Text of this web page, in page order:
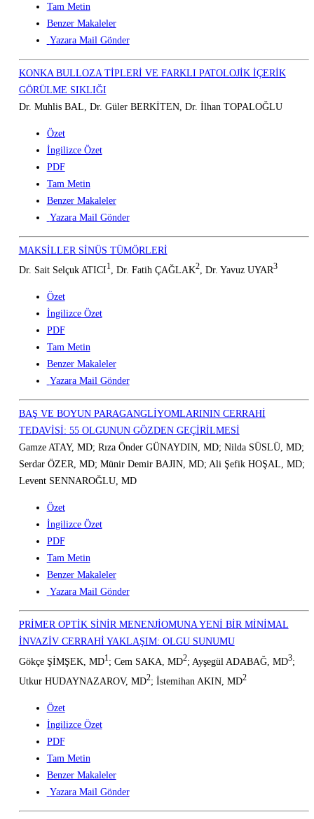
Tam Metin
Benzer Makaleler
Yazara Mail Gönder
KONKA BULLOZA TİPLERİ VE FARKLI PATOLOJİK İÇERİK
GÖRÜLME SIKLIĞI
Dr. Muhlis BAL, Dr. Güler BERKİTEN, Dr. İlhan TOPALOĞLU
Özet
İngilizce Özet
PDF
Tam Metin
Benzer Makaleler
Yazara Mail Gönder
MAKSİLLER SİNÜS TÜMÖRLERİ
Dr. Sait Selçuk ATICI1, Dr. Fatih ÇAĞLAK2, Dr. Yavuz UYAR3
Özet
İngilizce Özet
PDF
Tam Metin
Benzer Makaleler
Yazara Mail Gönder
BAŞ VE BOYUN PARAGANGLİYOMLARININ CERRAHİ
TEDAVİSİ: 55 OLGUNUN GÖZDEN GEÇİRİLMESİ
Gamze ATAY, MD; Rıza Önder GÜNAYDIN, MD; Nilda SÜSLÜ, MD;
Serdar ÖZER, MD; Münir Demir BAJIN, MD; Ali Şefik HOŞAL, MD;
Levent SENNAROĞLU, MD
Özet
İngilizce Özet
PDF
Tam Metin
Benzer Makaleler
Yazara Mail Gönder
PRİMER OPTİK SİNİR MENENJİOMUNA YENİ BİR MİNİMAL
İNVAZİV CERRAHİ YAKLAŞIM: OLGU SUNUMU
Gökçe ŞİMŞEK, MD1; Cem SAKA, MD2; Ayşegül ADABAĞ, MD3;
Utkur HUDAYNAZAROV, MD2; İstemihan AKIN, MD2
Özet
İngilizce Özet
PDF
Tam Metin
Benzer Makaleler
Yazara Mail Gönder